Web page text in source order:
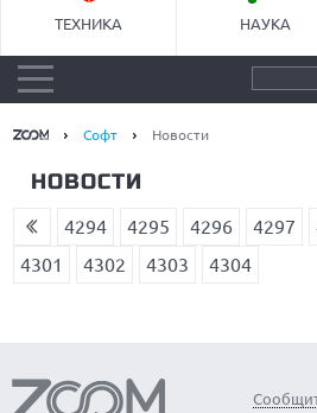
ТЕХНИКА НАУКА
Софт Новости
НОВОСТИ
4294 4295 4296 4297
4301
4302 4303 4304